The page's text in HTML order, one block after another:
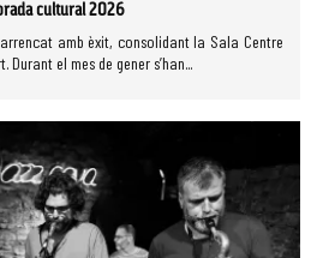
cultural 2026
amb èxit, consolidant la Sala Centre
el mes de gener s’han...